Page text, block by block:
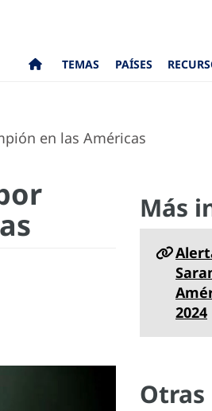
TEMAS PAÍSES
en las Américas
Más
2024